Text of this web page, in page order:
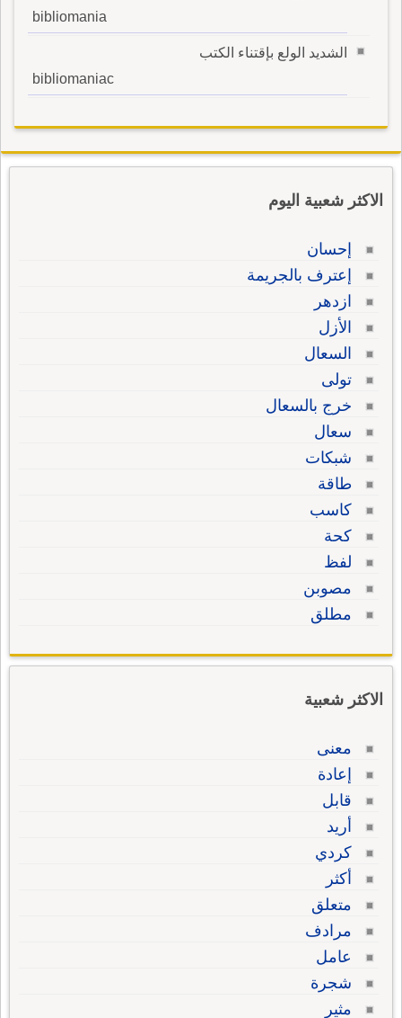
bibliomania
الشديد الولع بإقتناء الكتب
bibliomaniac
الاكثر شعبية اليوم
إحسان
إعترف بالجريمة
ازدهر
الأزل
السعال
تولى
خرج بالسعال
سعال
شبكات
طاقة
كاسب
كحة
لفظ
مصوبن
مطلق
الاكثر شعبية
معنى
إعادة
قابل
أريد
كردي
أكثر
متعلق
مرادف
عامل
شجرة
مثير